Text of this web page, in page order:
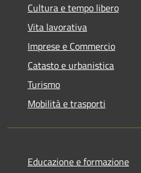
Cultura e tempo libero
Vita lavorativa
Imprese e Commercio
Catasto e urbanistica
Turismo
Mobilità e trasporti
Educazione e formazione